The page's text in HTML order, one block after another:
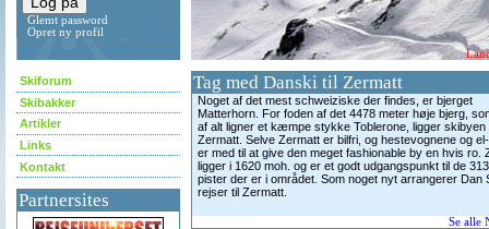
Glemt password
Opret ny profil
Skiforum
Skibakker
Artikler
Links
Kontakt
Partnersites
Tag med Danski til Zermatt
Noget af det mest schweiziske der findes, er bjerget
Matterhorn. For foden af det 4478 meter høje bjerg,
af alt ligner et kæmpe stykke Toblerone, ligger skibyen
Zermatt. Selve Zermatt er bilfri, og hestevognene og
er med til at give den meget fashionable by en hvis ro.
ligger i 1620 moh. og er et godt udgangspunkt til de
pister der er i området. Som noget nyt arrangerer Dan
rejser til Zermatt.
Se alle